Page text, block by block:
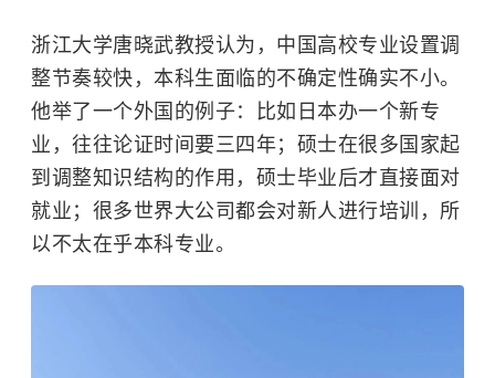
浙江大学唐晓武教授认为，中国高校专业设置调
整节奏较快，本科生面临的不确定性确实不小。
他举了一个外国的例子：比如日本办一个新专
业，往往论证时间要三四年；硕士在很多国家起
到调整知识结构的作用，硕士毕业后才直接面对
就业；很多世界大公司都会对新人进行培训，所
以不太在乎本科专业。